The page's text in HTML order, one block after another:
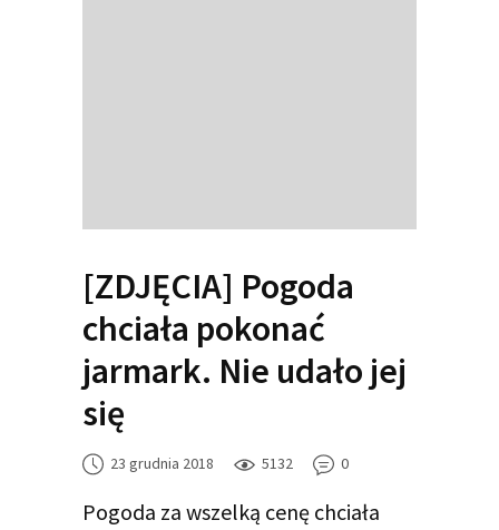
[ZDJĘCIA] Pogoda
chciała pokonać
jarmark. Nie udało jej
się
23 grudnia 2018 5132 0
Pogoda za wszelką cenę chciała